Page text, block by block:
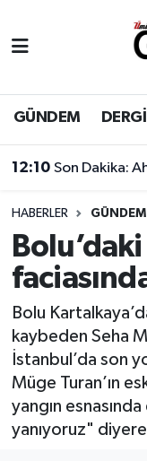
GÜNDEM DERGİ
12:10 Son Dakika:
HABERLER GÜNDEM
Bolu
kaybeden Seha
İstanbul’da son
Müge Turan’ın
yangın
yanıyoruz"
BİLİM
DERGİ
DÜNYA
EĞİTİM
GÖKTÜRK
GÜNDEM
Eyüpsultan
Eyüpsultan
Süper Lig
Tüm Manşetler
Son Dakika